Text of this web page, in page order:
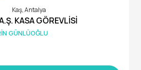
Kaş, Antalya
KASA GÖREVLİSİ
GÜNLÜOĞLU